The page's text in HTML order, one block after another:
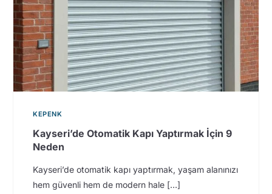
KEPENK
Kayseri’de Otomatik Kapı Yaptırmak İçin 9
Neden
Kayseri’de otomatik kapı yaptırmak, yaşam alanınızı
hem güvenli hem de modern hale […]